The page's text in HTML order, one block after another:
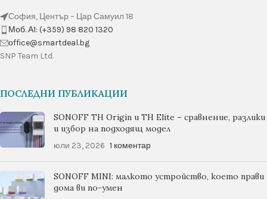
София, Център – Цар Самуил 18
Моб. А1: (+359) 98 820 1320
оffice@smartdeal.bg
SNP Team Ltd.
ПОСЛЕДНИ ПУБЛИКАЦИИ
SONOFF TH Origin и TH Elite – сравнение, разлики
и избор на подходящ модел
юли 23, 2026 1 коментар
SONOFF MINI: малкото устройство, което прави
дома ви по-умен